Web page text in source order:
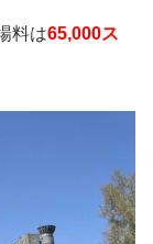
料は65,000ス